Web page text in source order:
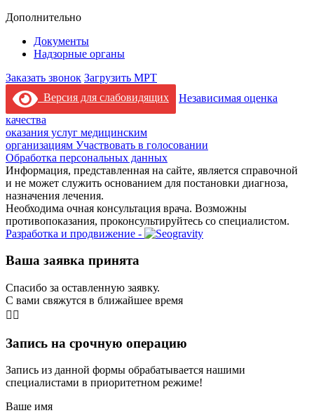
Дополнительно
Документы
Надзорные органы
Заказать звонок Загрузить МРТ
Версия для слабовидящих
Независимая оценка
качества
оказания услуг медицинским
организациям Участвовать в голосовании
Обработка персональных данных
Информация, представленная на сайте, является справочной
и не может служить основанием для постановки диагноза,
назначения лечения.
Необходима очная консультация врача. Возможны
противопоказания, проконсультируйтесь со специалистом.
Разработка и продвижение -
Ваша заявка принята
Спасибо за оставленную заявку.
С вами свяжутся в ближайшее время
👨‍⚕️
Запись на срочную операцию
Запись из данной формы обрабатывается нашими
специалистами в приоритетном режиме!
Ваше имя